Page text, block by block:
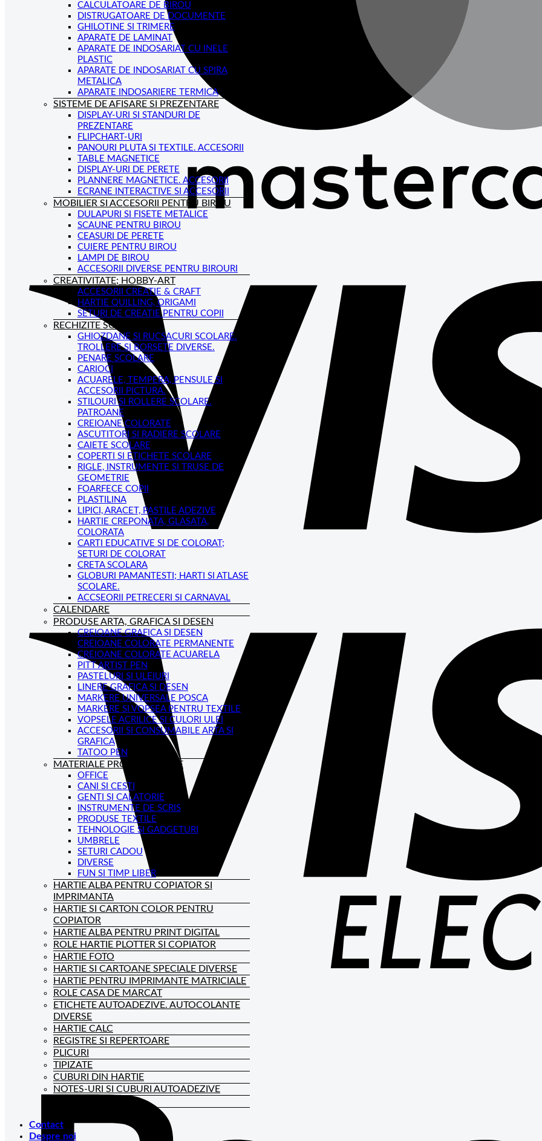
CALCULATOARE DE BIROU
DISTRUGATOARE DE DOCUMENTE
GHILOTINE SI TRIMERE
APARATE DE LAMINAT
APARATE DE INDOSARIAT CU INELE
PLASTIC
APARATE DE INDOSARIAT CU SPIRA
METALICA
APARATE INDOSARIERE TERMICA
SISTEME DE AFISARE SI PREZENTARE
DISPLAY-URI SI STANDURI DE
PREZENTARE
FLIPCHART-URI
PANOURI PLUTA SI TEXTILE. ACCESORII
TABLE MAGNETICE
DISPLAY-URI DE PERETE
PLANNERE MAGNETICE. ACCESORII
ECRANE INTERACTIVE SI ACCESORII
MOBILIER SI ACCESORII PENTRU BIROU
DULAPURI SI FISETE METALICE
SCAUNE PENTRU BIROU
CEASURI DE PERETE
CUIERE PENTRU BIROU
LAMPI DE BIROU
ACCESORII DIVERSE PENTRU BIROURI
CREATIVITATE; HOBBY-ART
ACCESORII CREATIE & CRAFT
HARTIE QUILLING, ORIGAMI
SETURI DE CREATIE PENTRU COPII
RECHIZITE SCOLARE
GHIOZDANE SI RUCSACURI SCOLARE.
TROLLERE SI BORSETE DIVERSE.
PENARE SCOLARE
CARIOCI
ACUARELE, TEMPERA, PENSULE SI
ACCESORII PICTURA.
STILOURI SI ROLLERE SCOLARE.
PATROANE
CREIOANE COLORATE
ASCUTITORI SI RADIERE SCOLARE
CAIETE SCOLARE
COPERTI SI ETICHETE SCOLARE
RIGLE, INSTRUMENTE SI TRUSE DE
GEOMETRIE
FOARFECE COPII
PLASTILINA
LIPICI, ARACET, PASTILE ADEZIVE
HARTIE CREPONATA, GLASATA,
COLORATA
CARTI EDUCATIVE SI DE COLORAT;
SETURI DE COLORAT
CRETA SCOLARA
GLOBURI PAMANTESTI; HARTI SI ATLASE
SCOLARE.
ACCSEORII PETRECERI SI CARNAVAL
CALENDARE
PRODUSE ARTA, GRAFICA SI DESEN
CREIOANE GRAFICA SI DESEN
CREIOANE COLORATE PERMANENTE
CREIOANE COLORATE ACUARELA
PITT ARTIST PEN
PASTELURI SI ULEIURI
LINERE GRAFICA SI DESEN
MARKERE UNIVERSALE POSCA
MARKERE SI VOPSEA PENTRU TEXTILE
VOPSELE ACRILICE SI CULORI ULEI
ACCESORII SI CONSUMABILE ARTA SI
GRAFICA
TATOO PEN
MATERIALE PROMOTIONALE
OFFICE
CANI SI CESTI
GENTI SI CALATORIE
INSTRUMENTE DE SCRIS
PRODUSE TEXTILE
TEHNOLOGIE SI GADGETURI
UMBRELE
SETURI CADOU
DIVERSE
FUN SI TIMP LIBER
HARTIE ALBA PENTRU COPIATOR SI
IMPRIMANTA
HARTIE SI CARTON COLOR PENTRU
COPIATOR
HARTIE ALBA PENTRU PRINT DIGITAL
ROLE HARTIE PLOTTER SI COPIATOR
HARTIE FOTO
HARTIE SI CARTOANE SPECIALE DIVERSE
HARTIE PENTRU IMPRIMANTE MATRICIALE
ROLE CASA DE MARCAT
ETICHETE AUTOADEZIVE. AUTOCOLANTE
DIVERSE
HARTIE CALC
REGISTRE SI REPERTOARE
PLICURI
TIPIZATE
CUBURI DIN HARTIE
NOTES-URI SI CUBURI AUTOADEZIVE
Contact
Despre noi